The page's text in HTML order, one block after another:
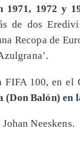
1971, 1972 y
de dos
Recopa de
100, en el
Balón) en
Neeskens.